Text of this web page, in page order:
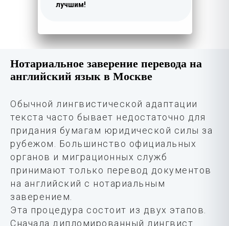
лучшим!
Нотариальное заверение перевода на
английский язык в Москве
Обычной лингвистической адаптации
текста часто бывает недостаточно для
придания бумагам юридической силы за
рубежом. Большинство официальных
органов и миграционных служб
принимают только перевод документов
на английский с нотариальным
заверением.
Эта процедура состоит из двух этапов.
Сначала дипломированный лингвист